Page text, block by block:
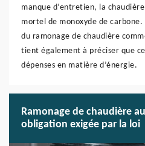
manque d’entretien, la
mortel de monoxyde de carbone.
du ramonage de chaudière
tient également à préciser que
dépenses en matière d’énergie.
Ramonage de chaudière
obligation exigée par la loi